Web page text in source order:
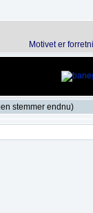
Motivet er
stemmer endnu)